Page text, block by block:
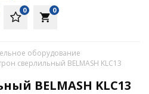
local_grocery_store
0
0
оборудование
сверлильный BELMASH KLC13
BELMASH KLC13